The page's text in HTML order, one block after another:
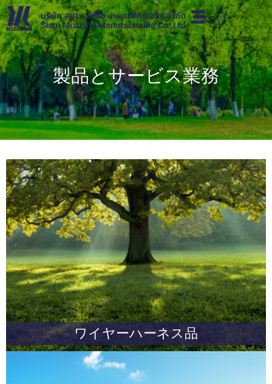
製品とサービス業務
ワイヤーハーネス品